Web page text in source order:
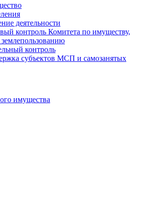
деятельности
контроль Комитета по имуществу,
землепользованию
контроль
субъектов МСП и самозанятых
имущества